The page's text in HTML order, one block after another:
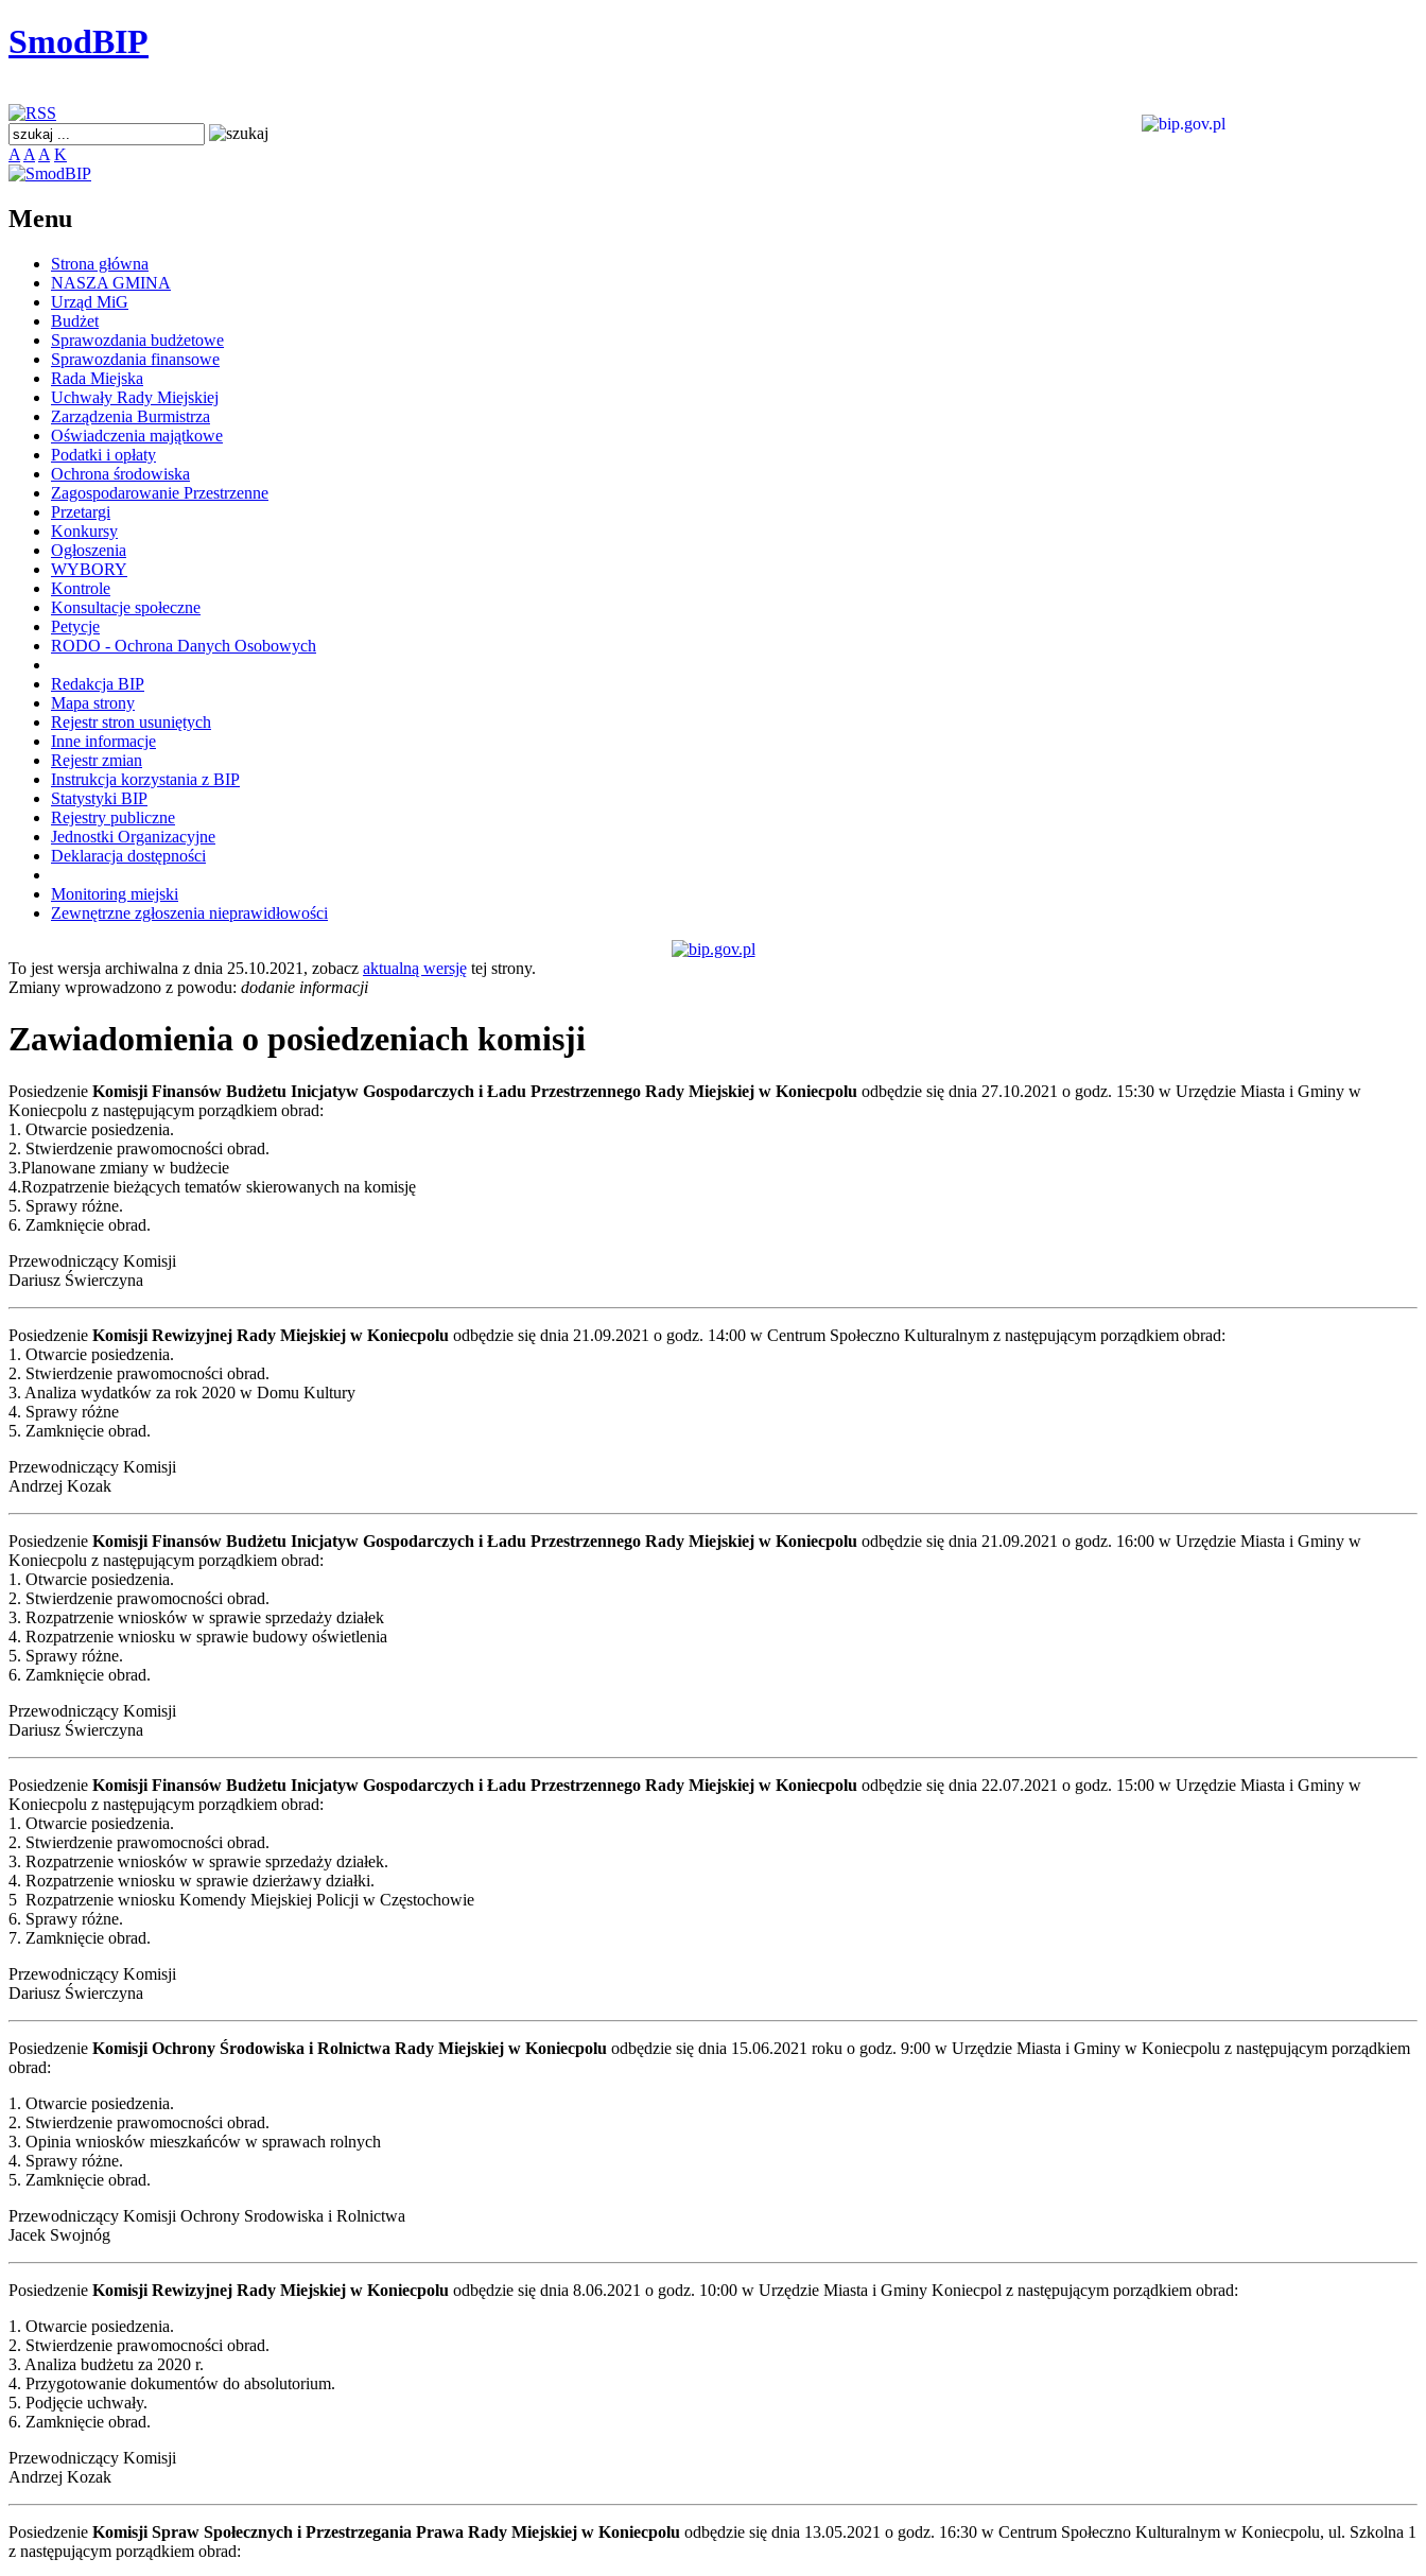
SmodBIP
A A A K
Menu
Strona główna
NASZA GMINA
Urząd MiG
Budżet
Sprawozdania budżetowe
Sprawozdania finansowe
Rada Miejska
Uchwały Rady Miejskiej
Zarządzenia Burmistrza
Oświadczenia majątkowe
Podatki i opłaty
Ochrona środowiska
Zagospodarowanie Przestrzenne
Przetargi
Konkursy
Ogłoszenia
WYBORY
Kontrole
Konsultacje społeczne
Petycje
RODO - Ochrona Danych Osobowych
Redakcja BIP
Mapa strony
Rejestr stron usuniętych
Inne informacje
Rejestr zmian
Instrukcja korzystania z BIP
Statystyki BIP
Rejestry publiczne
Jednostki Organizacyjne
Deklaracja dostępności
Monitoring miejski
Zewnętrzne zgłoszenia nieprawidłowości
To jest wersja archiwalna z dnia 25.10.2021, zobacz aktualną wersję tej strony.
Zmiany wprowadzono z powodu: dodanie informacji
Zawiadomienia o posiedzeniach komisji
Posiedzenie Komisji Finansów Budżetu Inicjatyw Gospodarczych i Ładu Przestrzennego Rady Miejskiej w Koniecpolu odbędzie się dnia 27.10.2021 o godz. 15:30 w Urzędzie Miasta i Gminy w
Koniecpolu z następującym porządkiem obrad:
1. Otwarcie posiedzenia.
2. Stwierdzenie prawomocności obrad.
3.Planowane zmiany w budżecie
4.Rozpatrzenie bieżących tematów skierowanych na komisję
5. Sprawy różne.
6. Zamknięcie obrad.
Przewodniczący Komisji
Dariusz Świerczyna
Posiedzenie Komisji Rewizyjnej Rady Miejskiej w Koniecpolu odbędzie się dnia 21.09.2021 o godz. 14:00 w Centrum Społeczno Kulturalnym z następującym porządkiem obrad:
1. Otwarcie posiedzenia.
2. Stwierdzenie prawomocności obrad.
3. Analiza wydatków za rok 2020 w Domu Kultury
4. Sprawy różne
5. Zamknięcie obrad.
Przewodniczący Komisji
Andrzej Kozak
Posiedzenie Komisji Finansów Budżetu Inicjatyw Gospodarczych i Ładu Przestrzennego Rady Miejskiej w Koniecpolu odbędzie się dnia 21.09.2021 o godz. 16:00 w Urzędzie Miasta i Gminy w
Koniecpolu z następującym porządkiem obrad:
1. Otwarcie posiedzenia.
2. Stwierdzenie prawomocności obrad.
3. Rozpatrzenie wniosków w sprawie sprzedaży działek
4. Rozpatrzenie wniosku w sprawie budowy oświetlenia
5. Sprawy różne.
6. Zamknięcie obrad.
Przewodniczący Komisji
Dariusz Świerczyna
Posiedzenie Komisji Finansów Budżetu Inicjatyw Gospodarczych i Ładu Przestrzennego Rady Miejskiej w Koniecpolu odbędzie się dnia 22.07.2021 o godz. 15:00 w Urzędzie Miasta i Gminy w
Koniecpolu z następującym porządkiem obrad:
1. Otwarcie posiedzenia.
2. Stwierdzenie prawomocności obrad.
3. Rozpatrzenie wniosków w sprawie sprzedaży działek.
4. Rozpatrzenie wniosku w sprawie dzierżawy działki.
5 Rozpatrzenie wniosku Komendy Miejskiej Policji w Częstochowie
6. Sprawy różne.
7. Zamknięcie obrad.
Przewodniczący Komisji
Dariusz Świerczyna
Posiedzenie Komisji Ochrony Środowiska i Rolnictwa Rady Miejskiej w Koniecpolu odbędzie się dnia 15.06.2021 roku o godz. 9:00 w Urzędzie Miasta i Gminy w Koniecpolu z następującym porządkiem
obrad:
1. Otwarcie posiedzenia.
2. Stwierdzenie prawomocności obrad.
3. Opinia wniosków mieszkańców w sprawach rolnych
4. Sprawy różne.
5. Zamknięcie obrad.
Przewodniczący Komisji Ochrony Srodowiska i Rolnictwa
Jacek Swojnóg
Posiedzenie Komisji Rewizyjnej Rady Miejskiej w Koniecpolu odbędzie się dnia 8.06.2021 o godz. 10:00 w Urzędzie Miasta i Gminy Koniecpol z następującym porządkiem obrad:
1. Otwarcie posiedzenia.
2. Stwierdzenie prawomocności obrad.
3. Analiza budżetu za 2020 r.
4. Przygotowanie dokumentów do absolutorium.
5. Podjęcie uchwały.
6. Zamknięcie obrad.
Przewodniczący Komisji
Andrzej Kozak
Posiedzenie Komisji Spraw Społecznych i Przestrzegania Prawa Rady Miejskiej w Koniecpolu odbędzie się dnia 13.05.2021 o godz. 16:30 w Centrum Społeczno Kulturalnym w Koniecpolu, ul. Szkolna 1
z następującym porządkiem obrad: